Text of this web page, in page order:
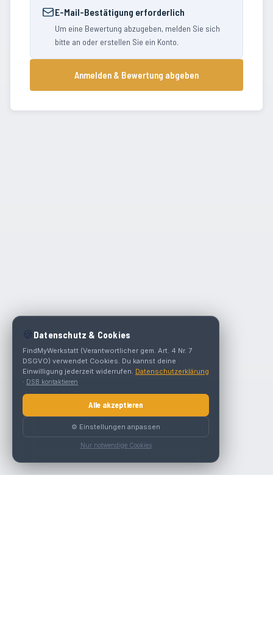
E-Mail-Bestätigung erforderlich
Um eine Bewertung abzugeben, melden Sie sich
bitte an oder erstellen Sie ein Konto.
Anmelden & Bewertung abgeben
🍪 Datenschutz & Cookies
FindMyWerkstatt (Verantwortlicher gem. Art. 4 Nr. 7
DSGVO) verwendet Cookies. Du kannst deine
Einwilligung jederzeit widerrufen. Datenschutzerklärung
· DSB kontaktieren
Alle akzeptieren
⚙️ Einstellungen anpassen
Nur notwendige Cookies